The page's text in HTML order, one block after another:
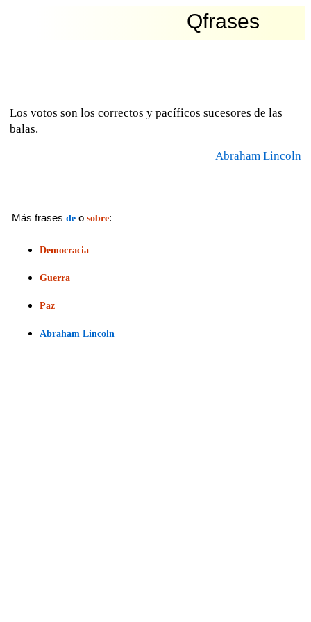
Qfrases
Los votos son los correctos y pacíficos sucesores de las
balas.
Abraham Lincoln
Más frases de o sobre:
Democracia
Guerra
Paz
Abraham Lincoln